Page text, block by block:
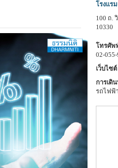
โรงแร
100 ถ.
10330
โทรศัพ
02-
เว็บไซต์
การเดิ
รถไฟฟ้